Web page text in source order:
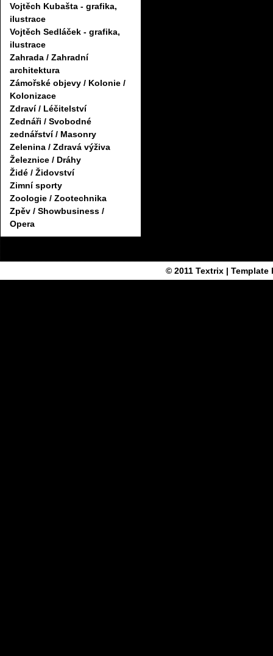
Vojtěch Kubašta - grafika,
ilustrace
Vojtěch Sedláček - grafika,
ilustrace
Zahrada / Zahradní
architektura
Zámořské objevy / Kolonie /
Kolonizace
Zdraví / Léčitelství
Zednáři / Svobodné
zednářství / Masonry
Zelenina / Zdravá výživa
Železnice / Dráhy
Židé / Židovství
Zimní sporty
Zoologie / Zootechnika
Zpěv / Showbusiness /
Opera
© 2011 Textrix| Template